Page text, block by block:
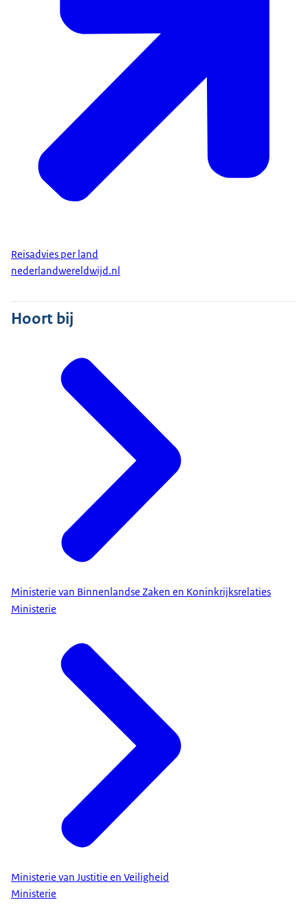
Reisadvies per land
nederlandwereldwijd.nl
Hoort bij
Ministerie van Binnenlandse Zaken en Koninkrijksrelaties
Ministerie
Ministerie van Justitie en Veiligheid
Ministerie